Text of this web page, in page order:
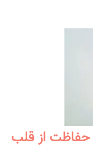
حفاظت از قلب